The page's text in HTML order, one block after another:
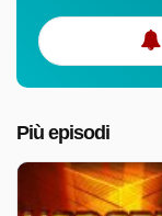
Più episodi